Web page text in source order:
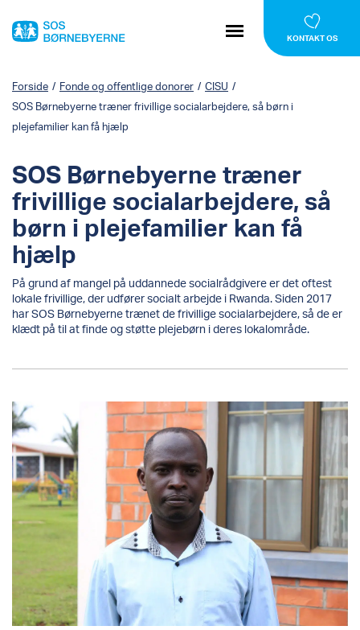
KONTAKT OS
Forside / Fonde og offentlige donorer / CISU /
SOS Børnebyerne træner frivillige socialarbejdere, så børn i
plejefamilier kan få hjælp
SOS Børnebyerne træner
frivillige socialarbejdere, så
børn i plejefamilier kan få
hjælp
På grund af mangel på uddannede socialrådgivere er det oftest
lokale frivillige, der udfører socialt arbejde i Rwanda. Siden 2017
har SOS Børnebyerne trænet de frivillige socialarbejdere, så de er
klædt på til at finde og støtte plejebørn i deres lokalområde.